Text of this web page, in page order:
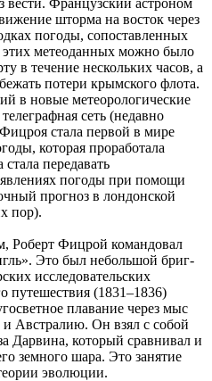
шторма на восток через
погоды, сопоставленных
метеоданных можно было
в течение нескольких часов, а
потери крымского флота.
в новые метеорологические
сеть (недавно
стала первой в мире
которая проработала
передавать
погоды при помощи
прогноз в лондонской
пор).
Роберт Фицрой командовал
Это был небольшой бриг-
исследовательских
путешествия (1831–1836)
плавание через мыс
Австралию. Он взял с собой
Дарвина, который сравнивал и
земного шара. Это занятие
эволюции.